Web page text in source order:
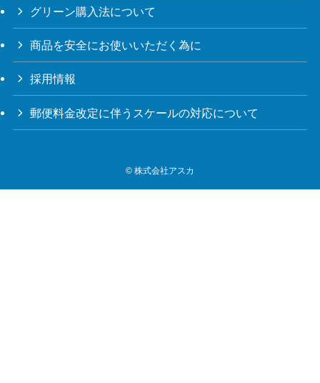
グリーン購入法について
商品を安全にお使いいただく為に
採用情報
郵便料金改定に伴うスケールの対応について
© 株式会社アスカ